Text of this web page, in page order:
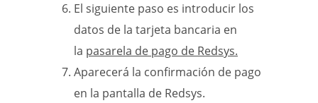
El siguiente paso es introducir los
datos de la tarjeta bancaria en
la pasarela de pago de Redsys.
Aparecerá la confirmación de pago
en la pantalla de Redsys.